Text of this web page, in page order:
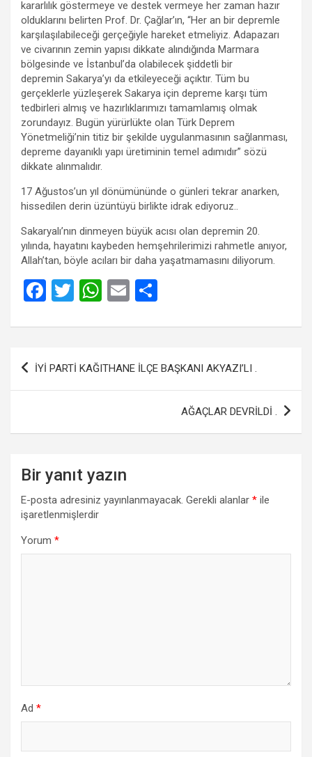
kararlılık göstermeye ve destek vermeye her zaman hazır
olduklarını belirten Prof. Dr. Çağlar’ın, “Her an bir depremle
karşılaşılabileceği gerçeğiyle hareket etmeliyiz. Adapazarı
ve civarının zemin yapısı dikkate alındığında Marmara
bölgesinde ve İstanbul’da olabilecek şiddetli bir
depremin Sakarya’yı da etkileyeceği açıktır. Tüm bu
gerçeklerle yüzleşerek Sakarya için depreme karşı tüm
tedbirleri almış ve hazırlıklarımızı tamamlamış olmak
zorundayız. Bugün yürürlükte olan Türk Deprem
Yönetmeliği’nin titiz bir şekilde uygulanmasının sağlanması,
depreme dayanıklı yapı üretiminin temel adımıdır” sözü
dikkate alınmalıdır.
17 Ağustos’un yıl dönümününde o günleri tekrar anarken,
hissedilen derin üzüntüyü birlikte idrak ediyoruz..
Sakaryalı’nın dinmeyen büyük acısı olan depremin 20.
yılında, hayatını kaybeden hemşehrilerimizi rahmetle anıyor,
Allah’tan, böyle acıları bir daha yaşatmamasını diliyorum.
F
ce
b
o
T
tt
er
W
at
s
A
E
ail ar
e
Yazı
İYİ PARTİ KAĞITHANE İLÇE BAŞKANI AKYAZI’LI .
AĞAÇLAR DEVRİLDİ .
Bir yanıt yazın
E-posta adresiniz yayınlanmayacak. Gerekli alanlar * ile
işaretlenmişlerdir
Yorum *
Ad *